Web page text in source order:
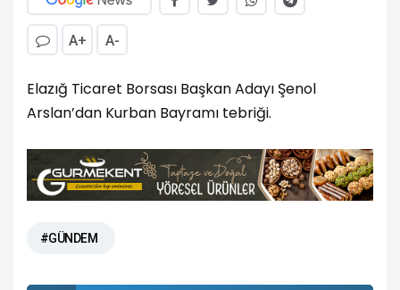
A+ A-
Elazığ Ticaret Borsası Başkan Adayı Şenol
Arslan’dan Kurban Bayramı tebriği.
#GÜNDEM